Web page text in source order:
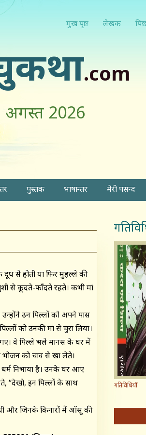
मुख पृष्ठ लेखक
.com
अगस्त 2026
पुस्तक भाषान्तर मेरी पसन्द
दूध से होती या फिर मुहल्ले की
से कूदते-फाँदते रहते। कभी मां
उन पिल्लों को अपने पास
को उनकी मां से चुरा लिया।
गए। वे पिल्ले भले मानस के घर में
भोजन को चाव से खा लेते।
निभाया है। उनके घर आए
‘‘देखो, इन पिल्लों के साथ
और जिनके किनारों में आँसू की
गतिविधियाँ